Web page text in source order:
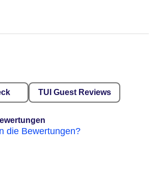
TUI Guest Reviews
die Bewertungen?